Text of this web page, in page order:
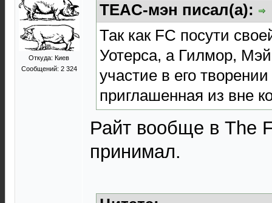
Откуда: Киев
Сообщений: 2 324
TEAC-мэн писал(а):
Так как FC посути
Уотерса, а Гилмор,
участие в его
приглашенная из вне
Райт вообще в The
принимал.